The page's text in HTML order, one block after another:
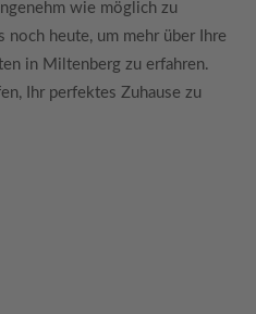
wie möglich zu
noch heute, um mehr über Ihre
in Miltenberg zu erfahren.
Ihr perfektes Zuhause zu